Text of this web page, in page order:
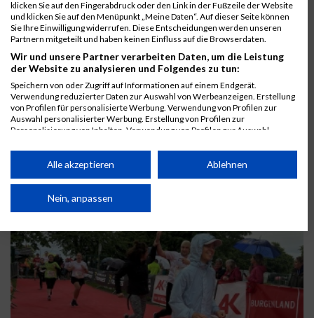
klicken Sie auf den Fingerabdruck oder den Link in der Fußzeile der Website
und klicken Sie auf den Menüpunkt „Meine Daten“. Auf dieser Seite können
Sie Ihre Einwilligung widerrufen. Diese Entscheidungen werden unseren
Partnern mitgeteilt und haben keinen Einfluss auf die Browserdaten.
Wir und unsere Partner verarbeiten Daten, um die Leistung
der Website zu analysieren und Folgendes zu tun:
Speichern von oder Zugriff auf Informationen auf einem Endgerät.
Verwendung reduzierter Daten zur Auswahl von Werbeanzeigen. Erstellung
von Profilen für personalisierte Werbung. Verwendung von Profilen zur
Auswahl personalisierter Werbung. Erstellung von Profilen zur
Personalisierung von Inhalten. Verwendung von Profilen zur Auswahl
Performance von Inhalten. Analyse von Zielgruppen durch Statistiken oder
Kombinationen von Daten aus verschiedenen Quellen. Entwicklung und
von Inhalten.
Daten können außerhalb der Europäischen Union weitergegeben und in die
Website/App.
Partnerliste anzeigen (1 IAB-Anbieter)
Wir nutzen Ihre Daten für folgende Zwecke:
IAB-Verarbeitungszwecke:
Alle akzeptieren Ablehnen
Nein, anpassen